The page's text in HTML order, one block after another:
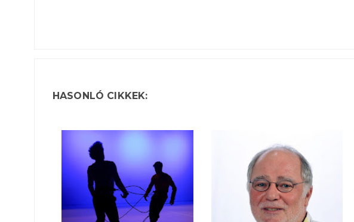
HASONLÓ CIKKEK: